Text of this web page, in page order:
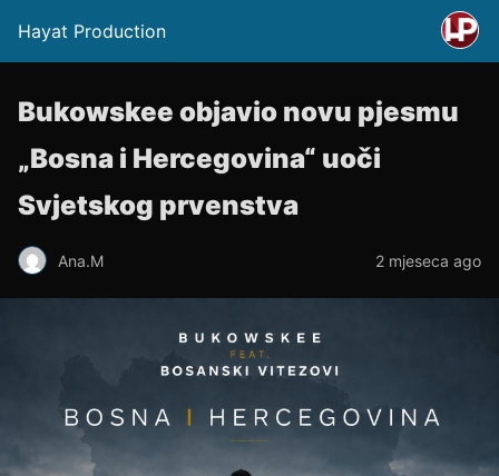
Hayat Production
Bukowskee objavio novu pjesmu
„Bosna i Hercegovina“ uoči
Svjetskog prvenstva
Ana.M 2 mjeseca ago